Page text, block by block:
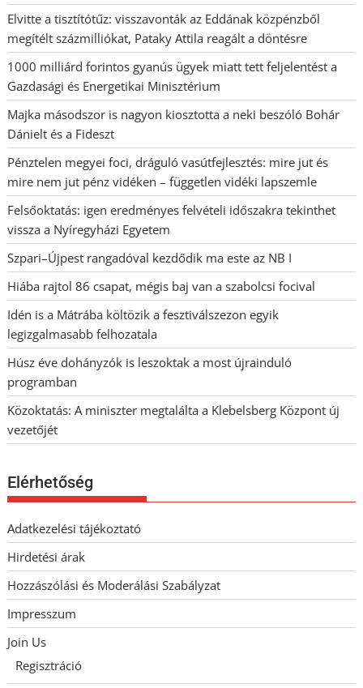
Elvitte a tisztítótűz: visszavonták az Eddának közpénzből
megítélt százmilliókat, Pataky Attila reagált a döntésre
1000 milliárd forintos gyanús ügyek miatt tett feljelentést a
Gazdasági és Energetikai Minisztérium
Majka másodszor is nagyon kiosztotta a neki beszóló Bohár
Dánielt és a Fideszt
Pénztelen megyei foci, dráguló vasútfejlesztés: mire jut és
mire nem jut pénz vidéken – független vidéki lapszemle
Felsőoktatás: igen eredményes felvételi időszakra tekinthet
vissza a Nyíregyházi Egyetem
Szpari–Újpest rangadóval kezdődik ma este az NB I
Hiába rajtol 86 csapat, mégis baj van a szabolcsi focival
Idén is a Mátrába költözik a fesztiválszezon egyik
legizgalmasabb felhozatala
Húsz éve dohányzók is leszoktak a most újrainduló
programban
Közoktatás: A miniszter megtalálta a Klebelsberg Központ új
vezetőjét
Elérhetőség
Adatkezelési tájékoztató
Hirdetési árak
Hozzászólási és Moderálási Szabályzat
Impresszum
Join Us
Regisztráció